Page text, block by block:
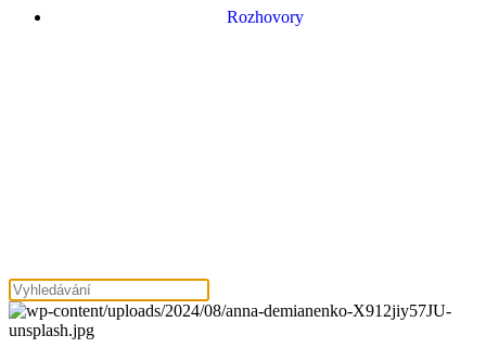
Rozhovory